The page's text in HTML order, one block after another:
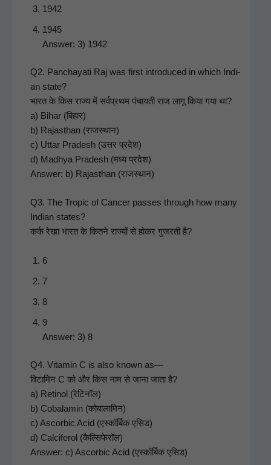
1942
1945
Answer: 3) 1942
Q2. Pan­chay­ati Raj was first intro­duced in which Indi­
an state?
भारत के किस राज्य में सर्वप्रथम पंचायती राज लागू किया गया था?
a) Bihar (बिहार)
b) Rajasthan (राजस्थान)
c) Uttar Pradesh (उत्तर प्रदेश)
d) Mad­hya Pradesh (मध्य प्रदेश)
Answer: b) Rajasthan (राजस्थान)
Q3. The Trop­ic of Can­cer pass­es through how many
Indi­an states?
कर्क रेखा भारत के कितने राज्यों से होकर गुजरती है?
6
7
8
9
Answer: 3) 8
Q4. Vit­a­min C is also known as—
विटामिन C को और किस नाम से जाना जाता है?
a) Retinol (रेटिनॉल)
b) Cobal­amin (कोबालामिन)
c) Ascor­bic Acid (एस्कॉर्बिक एसिड)
d) Cal­cif­er­ol (कैल्सिफेरॉल)
Answer: c) Ascor­bic Acid (एस्कॉर्बिक एसिड)